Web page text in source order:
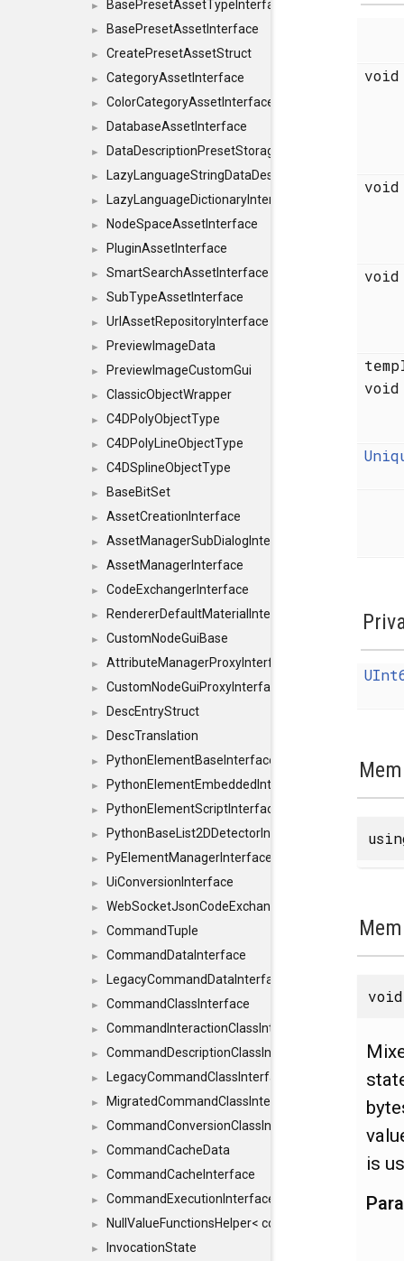
► BasePresetAssetTypeInterface
► BasePresetAssetInterface
► CreatePresetAssetStruct
► CategoryAssetInterface
► ColorCategoryAssetInterface
► DatabaseAssetInterface
► DataDescriptionPresetStorageInterface
►
► LazyLanguageDictionaryInterface
► NodeSpaceAssetInterface
► PluginAssetInterface
► SmartSearchAssetInterface
► SubTypeAssetInterface
► UrlAssetRepositoryInterface
► PreviewImageData
► PreviewImageCustomGui
► ClassicObjectWrapper
► C4DPolyObjectType
► C4DPolyLineObjectType
► C4DSplineObjectType
► BaseBitSet
► AssetCreationInterface
► AssetManagerSubDialogInterface
► AssetManagerInterface
► CodeExchangerInterface
► RendererDefaultMaterialInterface
► CustomNodeGuiBase
► AttributeManagerProxyInterface
► CustomNodeGuiProxyInterface
► DescEntryStruct
► DescTranslation
► PythonElementBaseInterface
► PythonElementEmbeddedInterface
► PythonElementScriptInterface
► PythonBaseList2DDetectorInterface
► PyElementManagerInterface
► UiConversionInterface
► WebSocketJsonCodeExchangerInterface
► CommandTuple
► CommandDataInterface
► LegacyCommandDataInterface
► CommandClassInterface
► CommandInteractionClassInterface
► CommandDescriptionClassInterface
► LegacyCommandClassInterface
► MigratedCommandClassInterface
► CommandConversionClassInterface
► CommandCacheData
► CommandCacheInterface
► CommandExecutionInterface
► NullValueFunctionsHelper< const Result<
► InvocationState
void
is